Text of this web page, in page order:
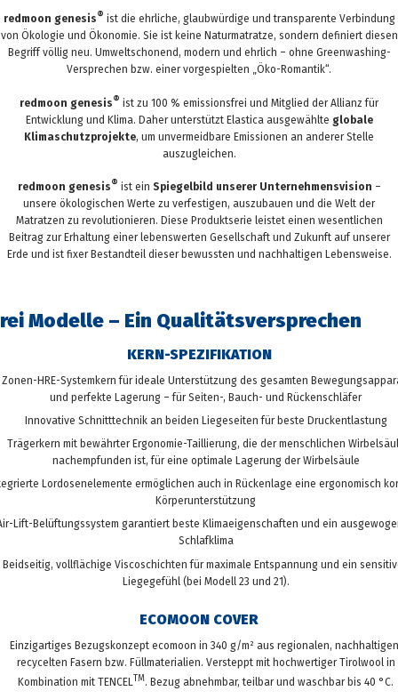
redmoon genesis® ist die ehrliche, glaubwürdige und transparente Verbindung
von Ökologie und Ökonomie. Sie ist keine Naturmatratze, sondern definiert diesen
Begriff völlig neu. Umweltschonend, modern und ehrlich – ohne Greenwashing-
Versprechen bzw. einer vorgespielten „Öko-Romantik“.
redmoon genesis® ist zu 100 % emissionsfrei und Mitglied der Allianz für
Entwicklung und Klima. Daher unterstützt Elastica ausgewählte globale
Klimaschutzprojekte, um unvermeidbare Emissionen an anderer Stelle
auszugleichen.
redmoon genesis® ist ein Spiegelbild unserer Unternehmensvision –
unsere ökologischen Werte zu verfestigen, auszubauen und die Welt der
Matratzen zu revolutionieren. Diese Produktserie leistet einen wesentlichen
Beitrag zur Erhaltung einer lebenswerten Gesellschaft und Zukunft auf unserer
Erde und ist fixer Bestandteil dieser bewussten und nachhaltigen Lebensweise.
Modelle – Ein Qualitätsversprechen
KERN-SPEZIFIKATION
Zonen-HRE-Systemkern für ideale Unterstützung des gesamten
und perfekte Lagerung – für Seiten-, Bauch- und Rückenschläfer
Innovative Schnitttechnik an beiden Liegeseiten für beste Druckentlastung
Trägerkern mit bewährter Ergonomie-Taillierung, die der menschlichen
nachempfunden ist, für eine optimale Lagerung der Wirbelsäule
Lordosenelemente ermöglichen auch in Rückenlage eine ergonomisch
Körperunterstützung
Lift-Belüftungssystem garantiert beste Klimaeigenschaften und ein
Schlafklima
Beidseitig, vollflächige Viscoschichten für maximale Entspannung und ein
Liegegefühl (bei Modell 23 und 21).
ECOMOON COVER
Einzigartiges Bezugskonzept ecomoon in 340 g/m² aus regionalen,
recycelten Fasern bzw. Füllmaterialien. Versteppt mit hochwertiger Tirolwool in
Kombination mit TENCEL TM. Bezug abnehmbar, teilbar und waschbar bis 40 °C.